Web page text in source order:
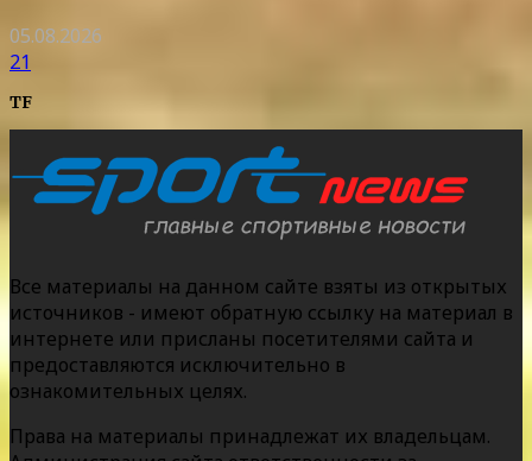
05.08.2026
21
TF
Все материалы на данном сайте взяты из открытых
источников - имеют обратную ссылку на материал в
интернете или присланы посетителями сайта и
предоставляются исключительно в
ознакомительных целях.
Права на материалы принадлежат их владельцам.